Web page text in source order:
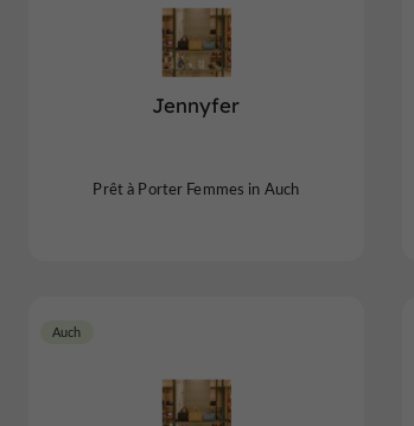
Jennyfer
Prêt à Porter Femmes in Auch
Auch